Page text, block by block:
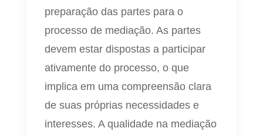
preparação das partes para o
processo de mediação. As partes
devem estar dispostas a participar
ativamente do processo, o que
implica em uma compreensão clara
de suas próprias necessidades e
interesses. A qualidade na mediação